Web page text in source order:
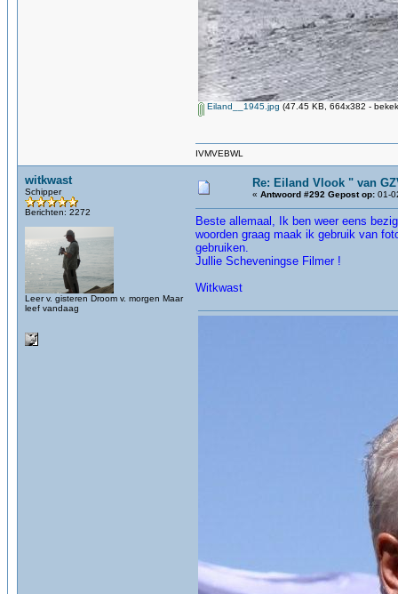
Eiland__1945.jpg (47.45 KB, 664x382 -
IVMVEBWL
witkwast
Schipper
Berichten: 2272
Leer v. gisteren Droom v. morgen Maar
leef vandaag
Re: Eiland Vlook " van
« Antwoord #292 Gepost op: 01-
Beste allemaal, Ik ben weer eens
woorden graag maak ik gebruik van
gebruiken.
Jullie Scheveningse Filmer !
Witkwast